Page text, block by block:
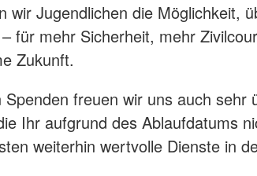
wir Jugendlichen die Möglichkeit,
für mehr Sicherheit, mehr
Zukunft.
Spenden freuen wir uns auch sehr
Ihr aufgrund des Ablaufdatums
weiterhin wertvolle Dienste in